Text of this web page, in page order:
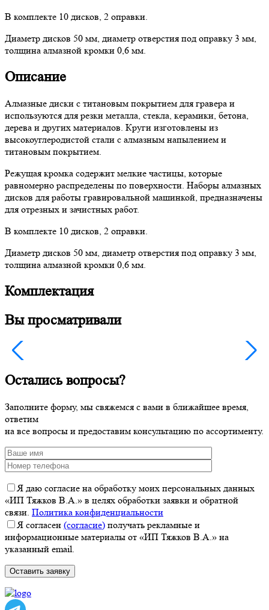
В комплекте 10 дисков, 2 оправки.
Диаметр дисков 50 мм, диаметр отверстия под оправку 3 мм,
толщина алмазной кромки 0,6 мм.
Описание
Алмазные диски с титановым покрытием для гравера и
используются для резки металла, стекла, керамики, бетона,
дерева и других материалов. Круги изготовлены из
высокоуглеродистой стали с алмазным напылением и
титановым покрытием.
Режущая кромка содержит мелкие частицы, которые
равномерно распределены по поверхности. Наборы алмазных
дисков для работы гравировальной машинкой, предназначены
для отрезных и зачистных работ.
В комплекте 10 дисков, 2 оправки.
Диаметр дисков 50 мм, диаметр отверстия под оправку 3 мм,
толщина алмазной кромки 0,6 мм.
Комплектация
Вы просматривали
Остались вопросы?
Заполните форму, мы свяжемся с вами в ближайшее время,
ответим
на все вопросы и предоставим консультацию по ассортименту.
Я даю согласие на обработку моих персональных данных
«ИП Тяжков В.А.» в целях обработки заявки и обратной
связи. Политика конфиденциальности
Я согласен (согласие) получать рекламные и
информационные материалы от «ИП Тяжков В.А.» на
указанный email.